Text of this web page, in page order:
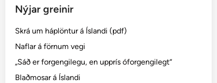
j
l
Nýjar greinir
Skrá um háplöntur á Íslandi (pdf)
Naflar á förnum vegi
„Sáð er forgengilegu, en upprís óforgengilegt“
Blaðmosar á Íslandi